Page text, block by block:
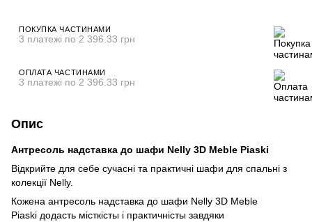
ПОКУПКА ЧАСТИНАМИ
3 платежі по 2 396.33 грн
ОПЛАТА ЧАСТИНАМИ
3 платежі по 2 396.33 грн
Опис
Антресоль надставка до шафи Nelly 3D Meble Piaski
Відкрийте для себе сучасні та практичні шафи для спальні з
колекції Nelly.
Кожена антресоль надставка до шафи Nelly 3D Meble
Piaski додасть місткісты і практичністы завдяки